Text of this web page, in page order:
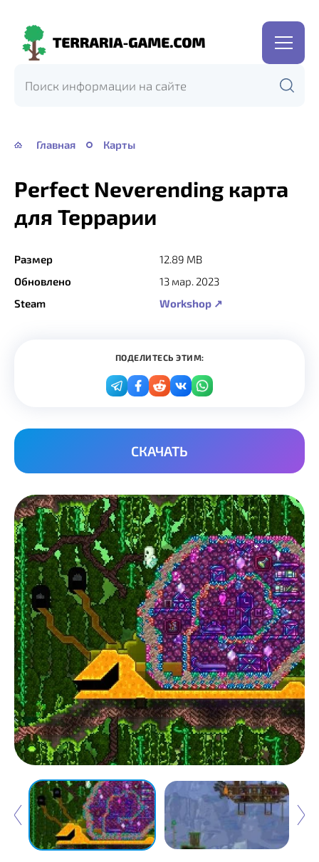
Terraria-
Главная Карты
Perfect Neverending карта
для Террарии
Размер
12.89 MB
Обновлено
13 мар. 2023
Steam
Workshop ↗
ПОДЕЛИТЕСЬ ЭТИМ:
СКАЧАТЬ